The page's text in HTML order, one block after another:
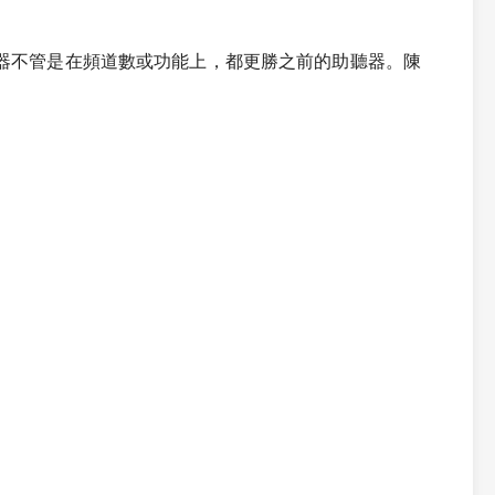
管是在頻道數或功能上，都更勝之前的助聽器。陳